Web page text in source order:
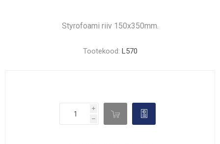
Styrofoami riiv 150x350mm.
Tootekood: L570
i
h
d 